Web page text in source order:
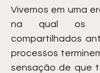
Vivemos em uma
na qual os
compartilhados
processos
sensação de que